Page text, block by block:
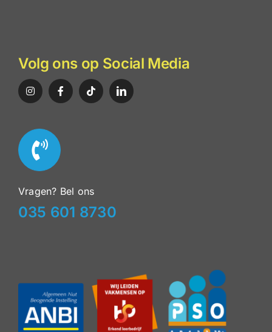
Volg ons op Social Media
Vragen? Bel ons
035 601 8730